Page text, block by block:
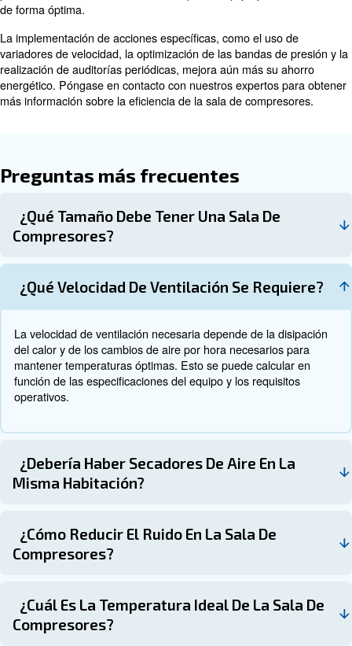
eliminando eficazmente los contaminantes y
del aire óptima. Esto puede mejorar la eficiencia y la
compresores y otros equipos.
Cálculos del caudal de aire comprimido: los
forma eficiente.
Auditorías periódicas del sistema y formación del
auditorías periódicas del
sistema y la formación del
vitales para mantener la eficiencia energética en una
compresores. Las auditorías pueden ayudar a
problemas y áreas de mejora, mientras que la
garantiza que este conozca las mejores prácticas y los
operativos.
Aumente la eficiencia de su
compresores con nuestros
en construir un sistema que respalde el rendimiento, la
adaptabilidad a largo plazo. Al abordar aspectos clave
de forma óptima.
variadores de velocidad, la optimización de las bandas
realización de auditorías periódicas, mejora aún más
energético. Póngase en contacto con nuestros